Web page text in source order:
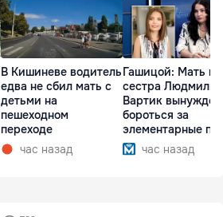
В Кишиневе водитель
едва не сбил мать с
детьми на
пешеходном
переходе
час назад
Гашицой: Мать и
сестра Людмилы
Вартик
бороться за
элементарные
час назад